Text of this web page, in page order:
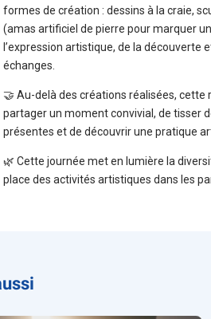
formes de création : dessins à la craie,
(amas artificiel de pierre pour marquer
l’expression artistique, de la découverte
échanges.
🤝 Au-delà des créations réalisées,
partager un moment convivial, de tisser
présentes et de découvrir une pratique
🌿 Cette journée met en lumière la
place des activités artistiques dans les